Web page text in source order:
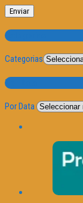
Categorias
Categorias
Por Data
Por Data